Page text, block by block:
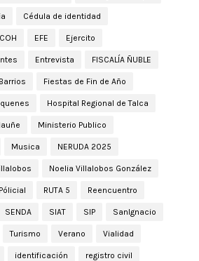
Cédula de identidad
EFE Ejercito
Entrevista FISCALÍA ÑUBLE
Fiestas de Fin de Año
Hospital Regional de Talca
Ministerio Publico
Musica NERUDA 2025
Noelia Villalobos González
Pólicial RUTA 5 Reencuentro
SENDA SIAT SIP SanIgnacio
Turismo Verano Vialidad
identificación registro civil